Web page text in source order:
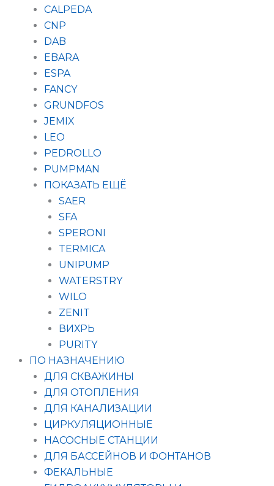
CALPEDA
CNP
DAB
EBARA
ESPA
FANCY
GRUNDFOS
JEMIX
LEO
PEDROLLO
PUMPMAN
ПОКАЗАТЬ ЕЩЁ
SAER
SFA
SPERONI
TERMICA
UNIPUMP
WATERSTRY
WILO
ZENIT
ВИХРЬ
PURITY
ПО НАЗНАЧЕНИЮ
ДЛЯ СКВАЖИНЫ
ДЛЯ ОТОПЛЕНИЯ
ДЛЯ КАНАЛИЗАЦИИ
ЦИРКУЛЯЦИОННЫЕ
НАСОСНЫЕ СТАНЦИИ
ДЛЯ БАССЕЙНОВ И ФОНТАНОВ
ФЕКАЛЬНЫЕ